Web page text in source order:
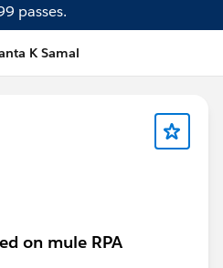
passes.
K Samal
on mule RPA